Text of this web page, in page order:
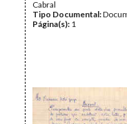
Cabral
Tipo Documental:
Página(s): 1